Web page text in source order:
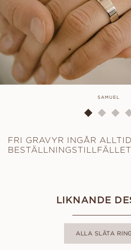
SAMUEL
FRI GRAVYR INGÅR
BESTÄLLNINGSTILLFÄLLET
LIKNANDE
ALLA SLÄTA